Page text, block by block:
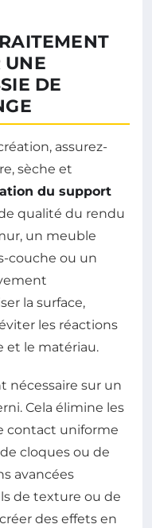
UNE
DE
assurez-
sèche et
du support
qualité du rendu
un meuble
couche ou un
la surface,
les réactions
et le matériau.
nécessaire sur un
Cela élimine les
contact uniforme
cloques ou de
avancées
de texture ou de
des effets en